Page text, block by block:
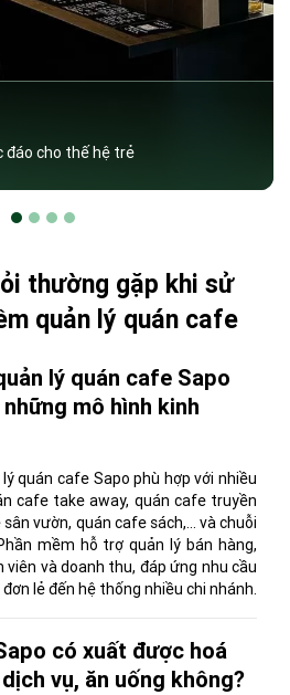
anime Nhật Bản
thường gặp khi sử
quản lý quán cafe
lý quán cafe Sapo
mô hình kinh
quán cafe Sapo phù hợp với nhiều
cafe take away, quán cafe truyền
vườn, quán cafe sách,... và chuỗi
mềm hỗ trợ quản lý bán hàng,
viên và doanh thu, đáp ứng nhu cầu
lẻ đến hệ thống nhiều chi nhánh.
có xuất được hoá
vụ, ăn uống không?